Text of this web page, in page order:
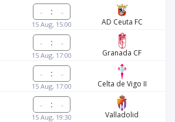
:
15 Aug, 15:00 AD Ceuta FC
:
15 Aug, 17:00 Granada CF
:
15 Aug, 17:00 Celta de Vigo II
:
15 Aug, 19:30 Valladolid